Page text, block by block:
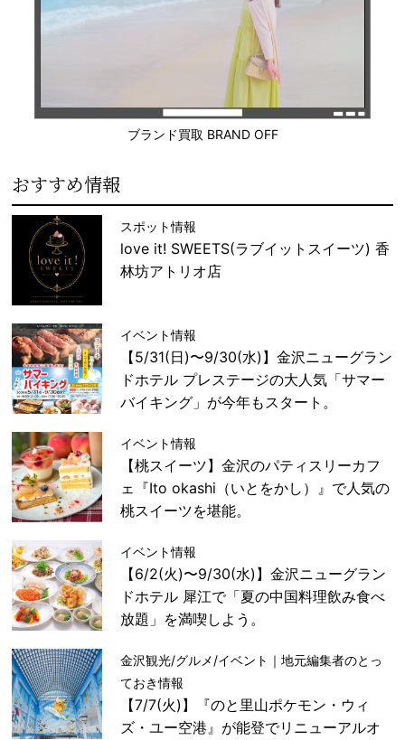
ブランド買取 BRAND OFF
おすすめ情報
スポット情報
love it! SWEETS(ラブイットスイーツ) 香
林坊アトリオ店
イベント情報
【5/31(日)〜9/30(水)】金沢ニューグラン
ドホテル プレステージの大人気「サマー
バイキング」が今年もスタート。
イベント情報
【桃スイーツ】金沢のパティスリーカフ
ェ『Ito okashi（いとをかし）』で人気の
桃スイーツを堪能。
イベント情報
【6/2(火)〜9/30(水)】金沢ニューグラン
ドホテル 犀江で「夏の中国料理飲み食べ
放題」を満喫しよう。
金沢観光/グルメ/イベント｜地元編集者のとっ
ておき情報
【7/7(火)】『のと里山ポケモン・ウィ
ズ・ユー空港』が能登でリニューアルオ